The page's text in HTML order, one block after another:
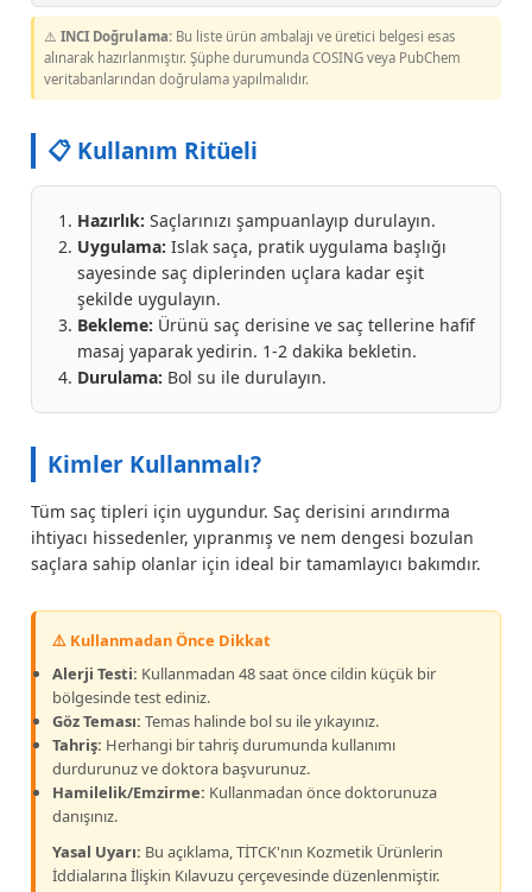
⚠️ INCI Doğrulama: Bu liste ürün ambalajı ve üretici belgesi esas
alınarak hazırlanmıştır. Şüphe durumunda COSING veya PubChem
veritabanlarından doğrulama yapılmalıdır.
📋 Kullanım Ritüeli
Hazırlık: Saçlarınızı şampuanlayıp durulayın.
Uygulama: Islak saça, pratik uygulama başlığı
sayesinde saç diplerinden uçlara kadar eşit
şekilde uygulayın.
Bekleme: Ürünü saç derisine ve saç tellerine hafif
masaj yaparak yedirin. 1-2 dakika bekletin.
Durulama: Bol su ile durulayın.
Kimler Kullanmalı?
Tüm saç tipleri için uygundur. Saç derisini arındırma
ihtiyacı hissedenler, yıpranmış ve nem dengesi bozulan
saçlara sahip olanlar için ideal bir tamamlayıcı bakımdır.
⚠️ Kullanmadan Önce Dikkat
Alerji Testi: Kullanmadan 48 saat önce cildin küçük bir
bölgesinde test ediniz.
Göz Teması: Temas halinde bol su ile yıkayınız.
Tahriş: Herhangi bir tahriş durumunda kullanımı
durdurunuz ve doktora başvurunuz.
Hamilelik/Emzirme: Kullanmadan önce doktorunuza
danışınız.
Yasal Uyarı: Bu açıklama, TİTCK'nın Kozmetik Ürünlerin
İddialarına İlişkin Kılavuzu çerçevesinde düzenlenmiştir.